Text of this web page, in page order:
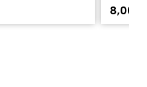
8,00 €